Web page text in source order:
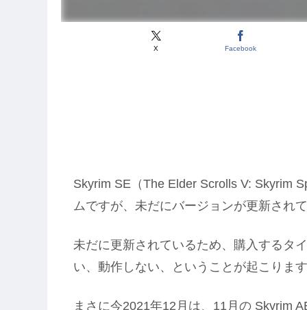
X Facebook
Skyrim SE（The Elder Scrolls V: Skyrim
ムですが、未だにバージョンが更新され
未だに更新されているため、購入するタ
い、動作しない、ということが起こりま
まさに今2021年12月は、11月の Skyrim